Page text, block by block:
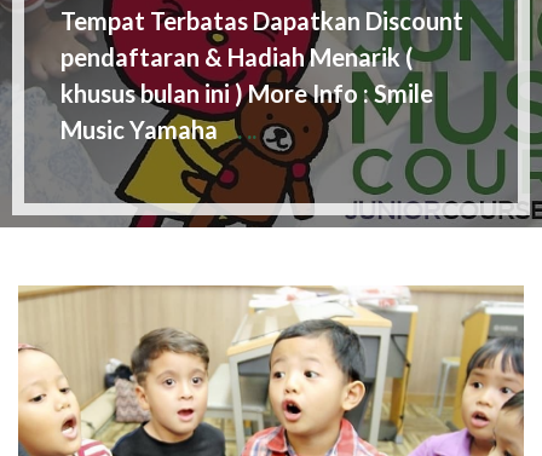
Tempat Terbatas Dapatkan Discount
pendaftaran & Hadiah Menarik (
khusus bulan ini ) More Info : Smile
Music Yamaha. ..